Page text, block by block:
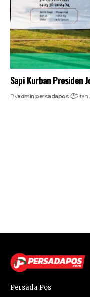
Sapi Kurban Presiden
Byadmin persadapos 2
Persada Pos